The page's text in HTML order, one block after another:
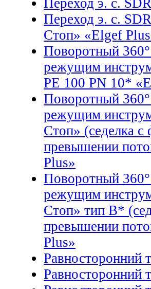
Переход э. с.
Cтоп» «Elgef
Поворотный
режущим
PE 100 PN 10*
Поворотный
режущим
Стоп» (седелка
превышении
Plus»
Поворотный
режущим
Стоп» тип В*
превышении
Plus»
Равносторонний
Равносторонний